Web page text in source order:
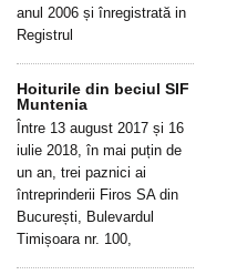
anul 2006 și înregistrată in
Registrul
Hoiturile din beciul SIF
Muntenia
Între 13 august 2017 și 16
iulie 2018, în mai puțin de
un an, trei paznici ai
întreprinderii Firos SA din
București, Bulevardul
Timișoara nr. 100,